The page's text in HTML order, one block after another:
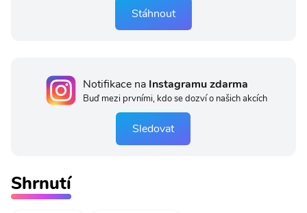
Stáhnout
Notifikace na Instagramu zdarma
Buď mezi prvními, kdo se dozví o našich akcích
Sledovat
Shrnutí